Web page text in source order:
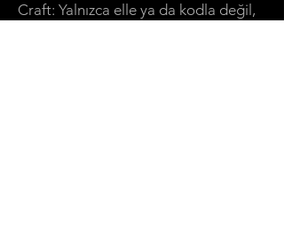
Craft: Yalnızca elle ya da kodla değil,